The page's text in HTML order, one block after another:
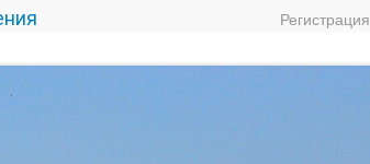
Регистрация